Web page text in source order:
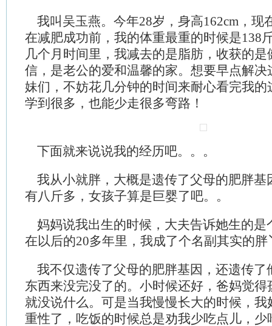
我叫吴玉燕。今年28岁，身高162cm，现
在减肥成功前，我的体重最重的时候是138
几个月时间里，我减去的是脂肪，收获的
信，是老公的爱和温馨的家。想要早点解
妹们，不妨花几分钟的时间来耐心看完我
学到很多，也能少走很多弯路！
下面就来说说我的经历吧。。。
我从小就胖，大概是遗传了父母的肥胖基
有八斤多，女孩子算是巨婴了吧。。
妈妈说我出生的时候，大夫告诉她生的是
在以后的20多年里，我成了个名副其实的胖
我不仅遗传了父母的肥胖基因，还遗传了
东西来没完没了的。小时候还好，爸妈觉
就没说什么。可是当我慢慢长大的时候，
重性了，吃饭的时候总是劝我少吃点儿，少